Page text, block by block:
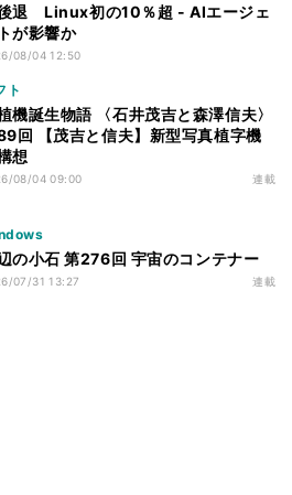
退 Linux初の10％超 - AIエージェ
が影響か
08/04 12:50
ト
機誕生物語 〈石井茂吉と森澤信夫〉
回 【茂吉と信夫】新型写真植字機
想
08/04 09:00 連載
の小石 第276回 宇宙のコンテナー
07/31 13:27 連載